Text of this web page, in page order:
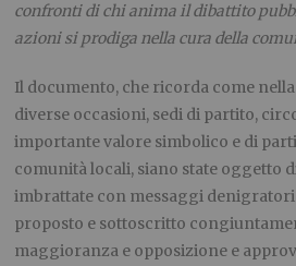
confronti di chi anima il dibattito
azioni si prodiga nella cura della
Il documento, che ricorda come
diverse occasioni, sedi di partito,
importante valore simbolico e di
comunità locali, siano state oggetto
imbrattate con messaggi denigratori
proposto e sottoscritto
maggioranza e opposizione e